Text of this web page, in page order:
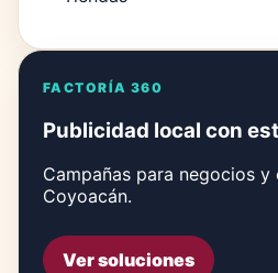
FACTORÍA 360
Publicidad local con
Campañas para negocios y
Coyoacán.
Ver soluciones